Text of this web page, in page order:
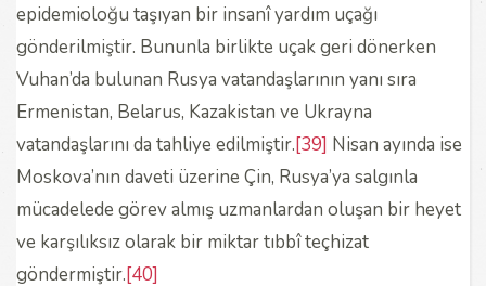
epidemioloğu taşıyan bir insanî yardım uçağı
gönderilmiştir. Bununla birlikte uçak geri dönerken
Vuhan’da bulunan Rusya vatandaşlarının yanı sıra
Ermenistan, Belarus, Kazakistan ve Ukrayna
vatandaşlarını da tahliye edilmiştir.[39] Nisan ayında ise
Moskova’nın daveti üzerine Çin, Rusya’ya salgınla
mücadelede görev almış uzmanlardan oluşan bir heyet
ve karşılıksız olarak bir miktar tıbbî teçhizat
göndermiştir.[40]